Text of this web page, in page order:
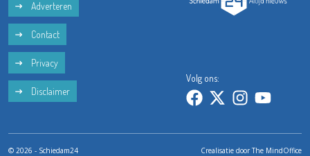
Adverteren
Contact
Privacy
Disclaimer
Volg ons:
© 2026 - Schiedam24 Crealisatie doorThe MindOffice